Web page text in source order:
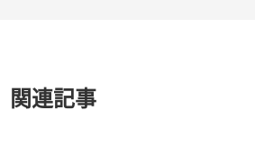
関連記事